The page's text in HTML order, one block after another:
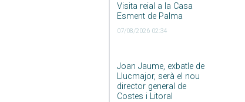
Visita reial a la Casa
Esment de Palma
07/08/2026 02:34
Joan Jaume, exbatle de
Llucmajor, serà el nou
director general de
Costes i Litoral